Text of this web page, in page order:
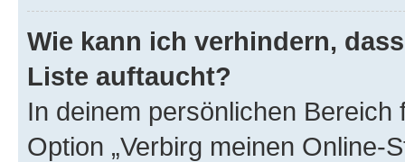
Wie kann ich verhindern,
Liste auftaucht?
In deinem persönlichen
Option „Verbirg meinen Online-